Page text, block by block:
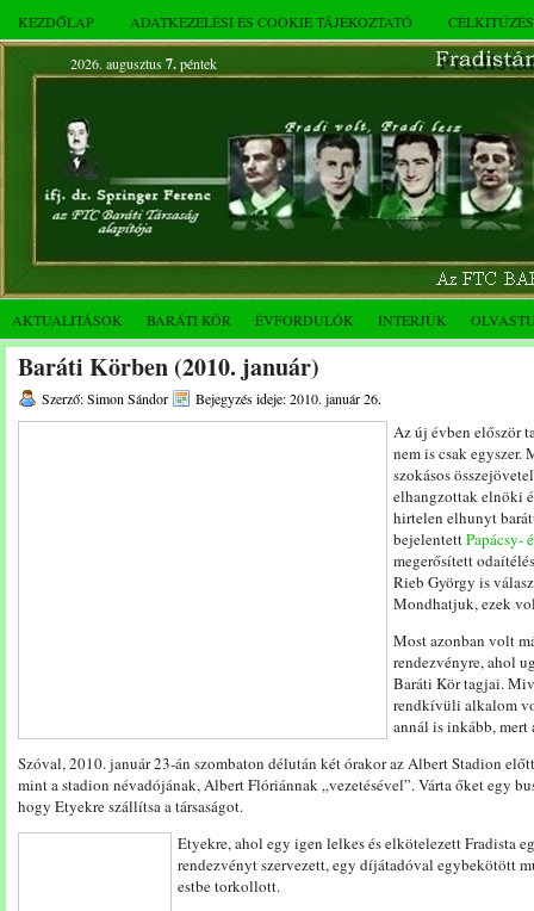
KEZDŐLAP ADATKEZELÉSI ÉS COOKIE TÁJÉKOZTATÓ
2026. augusztus 7.péntek
AKTUALITÁSOK BARÁTI KÖR ÉVFORDULÓK INTERJÚK
Baráti Körben (2010. január)
Szerző: Simon Sándor Bejegyzés ideje: 2010. január 26.
Az új évben először
nem is csak
szokásos
elhangzottak elnöki
hirtelen elhunyt
bejelentettPapácsy-
megerősített
Rieb György is
Mondhatjuk, ezek
Most azonban volt
rendezvényre, ahol
Baráti Kör tagjai.
rendkívüli alkalom
annál is inkább, mert
Szóval, 2010. január 23-án szombaton délután két órakor az Albert Stadion
mint a stadion névadójának, Albert Flóriánnak „vezetésével”. Várta őket egy
hogy Etyekre szállítsa a társaságot.
Etyekre, ahol egy igen lelkes és elkötelezett Fradista
rendezvényt szervezett, egy díjátadóval egybekötött
estbe torkollott.